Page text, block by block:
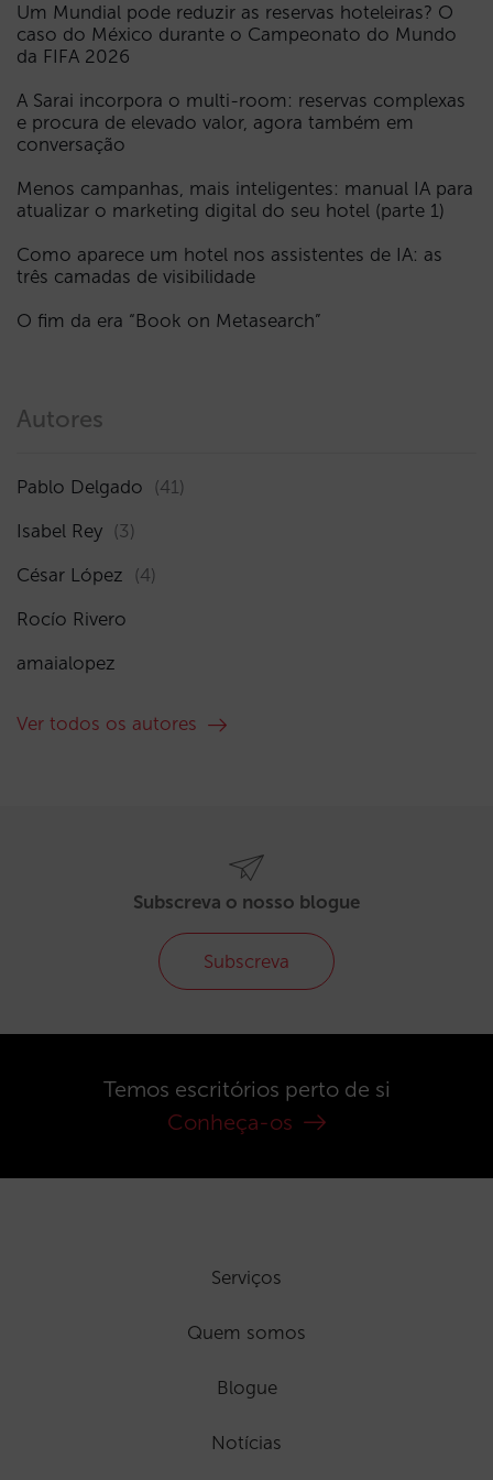
Um Mundial pode reduzir as reservas hoteleiras? O
caso do México durante o Campeonato do Mundo
da FIFA 2026
A Sarai incorpora o multi-room: reservas complexas
e procura de elevado valor, agora também em
conversação
Menos campanhas, mais inteligentes: manual IA para
atualizar o marketing digital do seu hotel (parte 1)
Como aparece um hotel nos assistentes de IA: as
três camadas de visibilidade
O fim da era “Book on Metasearch”
Autores
Pablo Delgado (41)
Isabel Rey (3)
César López (4)
Rocío Rivero
amaialopez
Ver todos os autores
Subscreva o nosso blogue
Subscreva
Temos escritórios perto de si
Conheça-os
Serviços
Quem somos
Blogue
Notícias